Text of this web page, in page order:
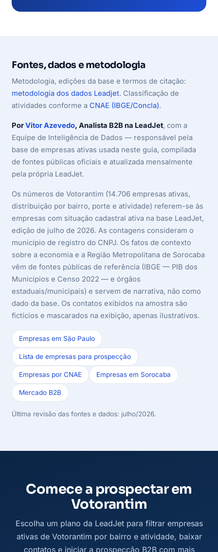
Fontes, dados e metodologia
Metodologia, edições da base e termos de citação:
metodologia dos dados Leadjet. Classificação de
atividades conforme a CNAE (IBGE/Concla).
PorVitor Azevedo, Analista B2B na LeadJet, com a
Equipe de Inteligência de Dados — responsável pela
base de empresas ativas usada neste guia, compilada
de fontes públicas oficiais e atualizada mensalmente
pela própria LeadJet.
Os números de Votorantim (14.706 empresas ativas,
distribuição por bairro, porte e atividade) referem-se às
empresas com situação cadastral ativa na base LeadJet,
edição de julho de 2026. As contagens consideram o
município de registro do CNPJ. Os fatos de contexto
sobre a economia e a Região Metropolitana de Sorocaba
vêm de fontes públicas de referência (IBGE — PIB dos
Municípios e Censo 2022 — e órgãos
estaduais/municipais) e servem de narrativa, não como
dado da base. Os contatos exibidos na amostra são
fictícios e mascarados na exibição, apenas ilustrativos.
Empresas em São Paulo
Lista de empresas para prospecção
Empresas por CNAE Empresas em Sorocaba
Mercado B2B
Última revisão das fontes e dados: julho/2026.
Comece a prospectar em
Votorantim
Escolha um plano da LeadJet para filtrar empresas
ativas de Votorantim por bairro e atividade, baixar
contatos e iniciar a prospecção B2B com mais